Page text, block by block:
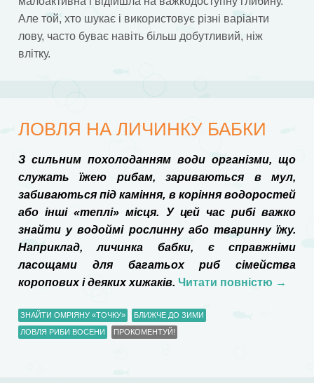
Але той, хто шукає і використовує різні варіанти
лову, часто буває навіть більш добутливий, ніж
влітку.
ЛОВЛЯ НА ЛИЧИНКУ БАБКИ
З сильним похолоданням води організми, що
служать їжею рибам, зариваються в мул,
забиваються під каміння, в коріння водоростей
або інші «теплі» місця. У цей час рибі важко
знайти у водоймі рослинну або тваринну їжу.
Наприклад, личинка бабки, є справжніми
ласощами для багатьох риб сімейства
коропових і деяких хижаків. Читати повністю →
ЗНАЙТИ ОМРІЯНУ «ТОЧКУ»
БЛИЖЧЕ ДО ЗИМИ
ЛОВЛЯ РИБИ ВОСЕНИ
ПРОКОМЕНТУЙ!